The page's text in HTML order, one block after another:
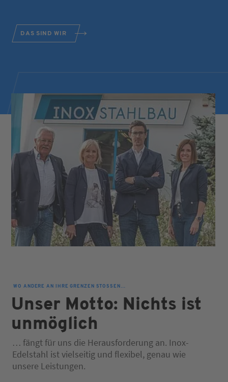
DAS SIND WIR
Unser Motto: Nichts ist
unmöglich
WO ANDERE AN IHRE GRENZEN STOSSEN…
… fängt für uns die Herausforderung an. Inox-
Edelstahl ist vielseitig und flexibel, genau wie
unsere Leistungen.